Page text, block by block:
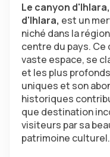
Le canyon
d'Ihlara, est un
niché dans la
centre du pays.
vaste espace, se
et les plus
uniques et son
historiques
que destination
visiteurs par sa
patrimoine culturel.